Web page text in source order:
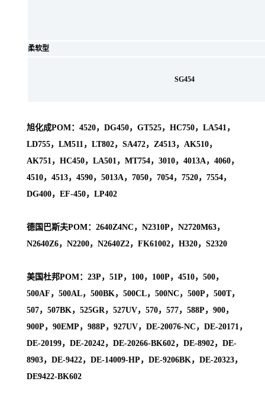
柔软型
SG454
旭化成POM：4520，DG450，GT525，HC750，LA541，
LD755，LM511，LT802，SA472，Z4513，AK510，
AK751，HC450，LA501，MT754，3010，4013A，4060，
4510，4513，4590，5013A，7050，7054，7520，7554，
DG400，EF-450，LP402
德国巴斯夫POM：2640Z4NC，N2310P，N2720M63，
N2640Z6，N2200，N2640Z2，FK61002，H320，S2320
美国杜邦POM：23P，51P，100，100P，4510，500，
500AF，500AL，500BK，500CL，500NC，500P，500T，
507，507BK，525GR，527UV，570，577，588P，900，
900P，90EMP，988P，927UV，DE-20076-NC，DE-20171，
DE-20199，DE-20242，DE-20266-BK602，DE-8902，DE-
8903，DE-9422，DE-14009-HP，DE-9206BK，DE-20323，
DE9422-BK602